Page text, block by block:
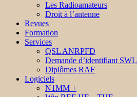
Les Radioamateurs
Droit à l’antenne
Revues
Formation
Services
QSL ANRPFD
Demande d’identifiant SWL
Diplômes RAF
Logiciels
N1MM +